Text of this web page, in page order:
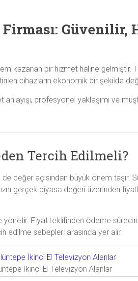
Güvenilir,
kazanan bir hizmet haline gelmiştir.
cihazların ekonomik bir şekilde
anlayışı, profesyonel yaklaşımı ve
Tercih Edilmeli?
değer açısından büyük önem
gerçek piyasa değeri üzerinden
Fiyat teklifinden ödeme
edilme sebepleri arasında yer alır.
İkinci El Televizyon Alanlar